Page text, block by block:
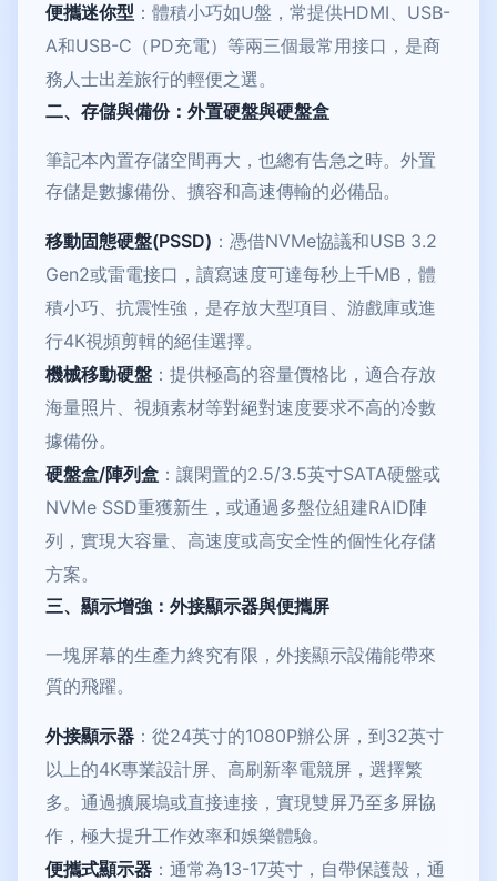
便攜迷你型 ：體積小巧如U盤，常提供HDMI、USB-
A和USB-C（PD充電）等兩三個最常用接口，是商
務人士出差旅行的輕便之選。
二、存儲與備份：外置硬盤與硬盤盒
筆記本內置存儲空間再大，也總有告急之時。外置
存儲是數據備份、擴容和高速傳輸的必備品。
移動固態硬盤(PSSD) ：憑借NVMe協議和USB 3.2
Gen2或雷電接口，讀寫速度可達每秒上千MB，體
積小巧、抗震性強，是存放大型項目、游戲庫或進
行4K視頻剪輯的絕佳選擇。
機械移動硬盤 ：提供極高的容量價格比，適合存放
海量照片、視頻素材等對絕對速度要求不高的冷數
據備份。
硬盤盒/陣列盒 ：讓閑置的2.5/3.5英寸SATA硬盤或
NVMe SSD重獲新生，或通過多盤位組建RAID陣
列，實現大容量、高速度或高安全性的個性化存儲
方案。
三、顯示增強：外接顯示器與便攜屏
一塊屏幕的生產力終究有限，外接顯示設備能帶來
質的飛躍。
外接顯示器 ：從24英寸的1080P辦公屏，到32英寸
以上的4K專業設計屏、高刷新率電競屏，選擇繁
多。通過擴展塢或直接連接，實現雙屏乃至多屏協
作，極大提升工作效率和娛樂體驗。
便攜式顯示器 ：通常為13-17英寸，自帶保護殼，通